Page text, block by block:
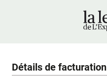
Détails de facturation